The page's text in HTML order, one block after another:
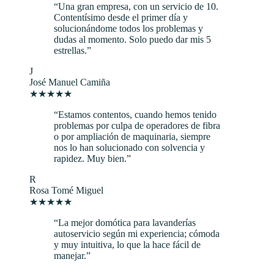
“Una gran empresa, con un servicio de 10.
Contentísimo desde el primer día y
solucionándome todos los problemas y
dudas al momento. Solo puedo dar mis 5
estrellas.”
J
José Manuel Camiña
★★★★★
“Estamos contentos, cuando hemos tenido
problemas por culpa de operadores de fibra
o por ampliación de maquinaria, siempre
nos lo han solucionado con solvencia y
rapidez. Muy bien.”
R
Rosa Tomé Miguel
★★★★★
“La mejor domótica para lavanderías
autoservicio según mi experiencia; cómoda
y muy intuitiva, lo que la hace fácil de
manejar.”